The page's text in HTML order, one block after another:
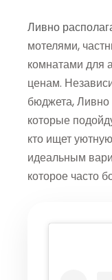
Ливно
мотелями,
комнатами для
ценам.
бюджета, Ливно
которые
кто ищет
идеальным
которое часто